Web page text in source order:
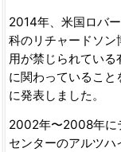
2014年、米国ロバ
科のリチャードソン
用が禁じられてい
に関わっているこ
に発表しました。
2002年〜2008年に
センターのアルツ